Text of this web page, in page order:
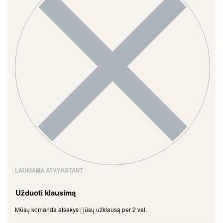
LAUKIAMA ATVYKSTANT
Užduoti klausimą
Mūsų komanda atsakys į jūsų užklausą per 2 val.